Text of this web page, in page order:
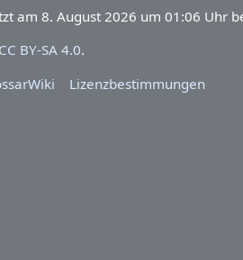
am 8. August 2026 um 01:06 Uhr
CC BY-SA 4.0.
Lizenzbestimmungen